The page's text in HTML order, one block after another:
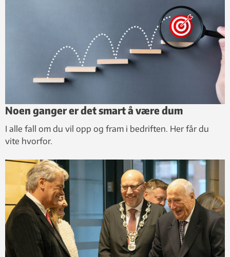
Noen ganger er det smart å være dum
I alle fall om du vil opp og fram i bedriften. Her får du
vite hvorfor.